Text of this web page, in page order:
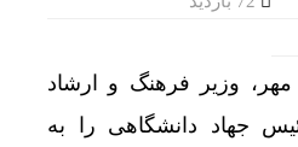
نقدینگی نیاز ندارد
میلیون واحد شد
افزایشی
وزیر فرهنگ و ارشاد
جهاد دانشگاهی را به